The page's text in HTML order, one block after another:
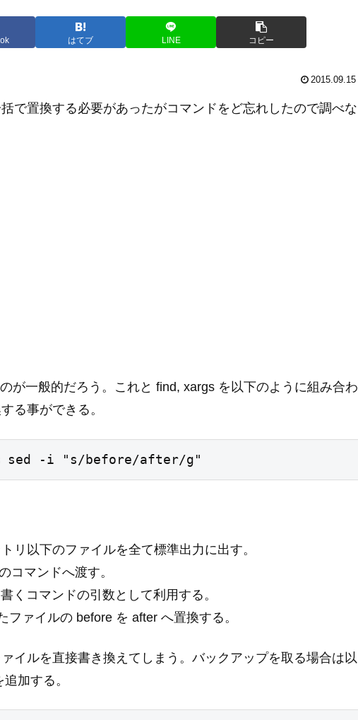
はてブ LINE コピー
2015.09.15
で置換する必要があったがコマンドをど忘れしたので調べな
が一般的だろう。これと find, xargs を以下のように組み合わ
る事ができる。
-i "s/before/after/g"
リ以下のファイルを全て標準出力に出す。
コマンドへ渡す。
くコマンドの引数として利用する。
ァイルの before を after へ置換する。
イルを直接書き換えてしまう。バックアップを取る場合は以
加する。